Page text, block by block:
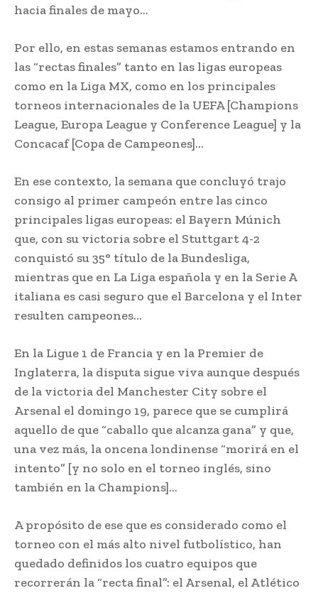
hacia finales de mayo…
Por ello, en estas semanas estamos entrando en
las “rectas finales” tanto en las ligas europeas
como en la Liga MX, como en los principales
torneos internacionales de la UEFA [Champions
League, Europa League y Conference League] y la
Concacaf [Copa de Campeones]…
En ese contexto, la semana que concluyó trajo
consigo al primer campeón entre las cinco
principales ligas europeas: el Bayern Múnich
que, con su victoria sobre el Stuttgart 4-2
conquistó su 35° título de la Bundesliga,
mientras que en La Liga española y en la Serie A
italiana es casi seguro que el Barcelona y el Inter
resulten campeones…
En la Ligue 1 de Francia y en la Premier de
Inglaterra, la disputa sigue viva aunque después
de la victoria del Manchester City sobre el
Arsenal el domingo 19, parece que se cumplirá
aquello de que “caballo que alcanza gana” y que,
una vez más, la oncena londinense “morirá en el
intento” [y no solo en el torneo inglés, sino
también en la Champions]…
A propósito de ese que es considerado como el
torneo con el más alto nivel futbolístico, han
quedado definidos los cuatro equipos que
recorrerán la “recta final”: el Arsenal, el Atlético